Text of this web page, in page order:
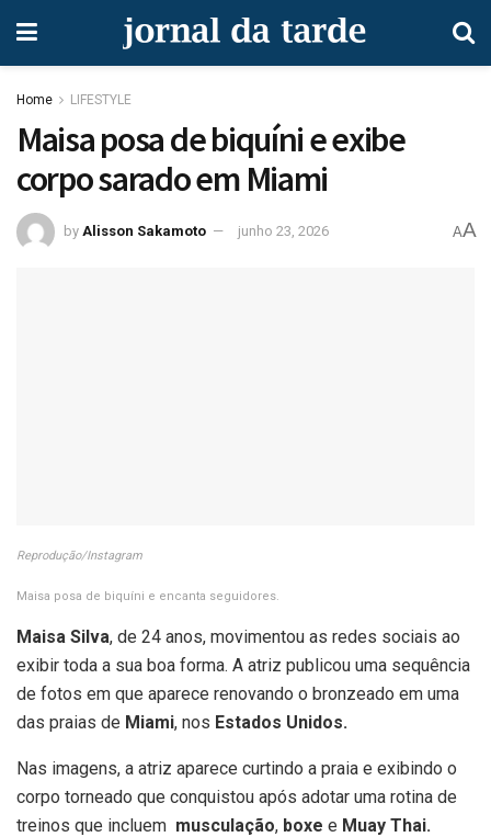
Home LIFESTYLE
Maisa posa de biquíni e exibe
corpo sarado em Miami
by Alisson Sakamoto junho 23, 2026 AA
Reprodução/Instagram
Maisa posa de biquíni e encanta seguidores.
Maisa Silva, de 24 anos, movimentou as redes sociais ao
exibir toda a sua boa forma. A atriz publicou uma sequência
de fotos em que aparece renovando o bronzeado em uma
das praias de Miami, nos Estados Unidos.
Nas imagens, a atriz aparece curtindo a praia e exibindo o
corpo torneado que conquistou após adotar uma rotina de
treinos que incluem musculação, boxe e Muay Thai.